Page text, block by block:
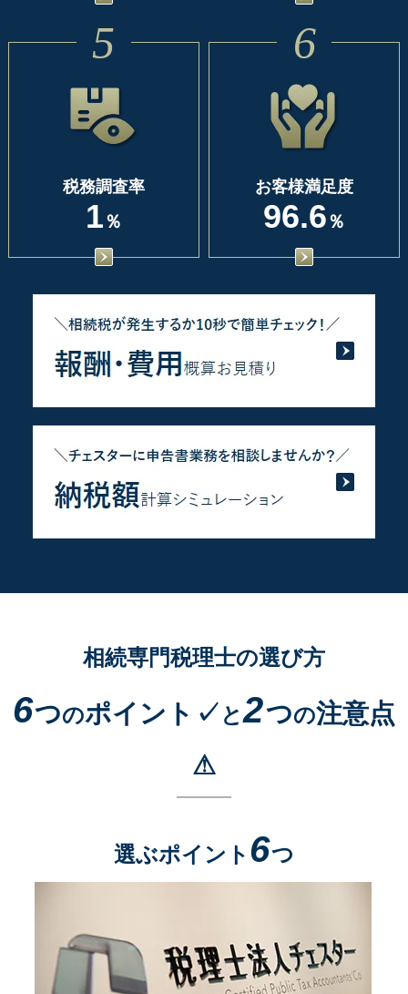
5
税務調査率
1 ％
6
お客様満足度
96.6 ％
相続専門税理士の選び方
6つのポイント✓ と2つの注意点
⚠
選ぶポイント 6つ